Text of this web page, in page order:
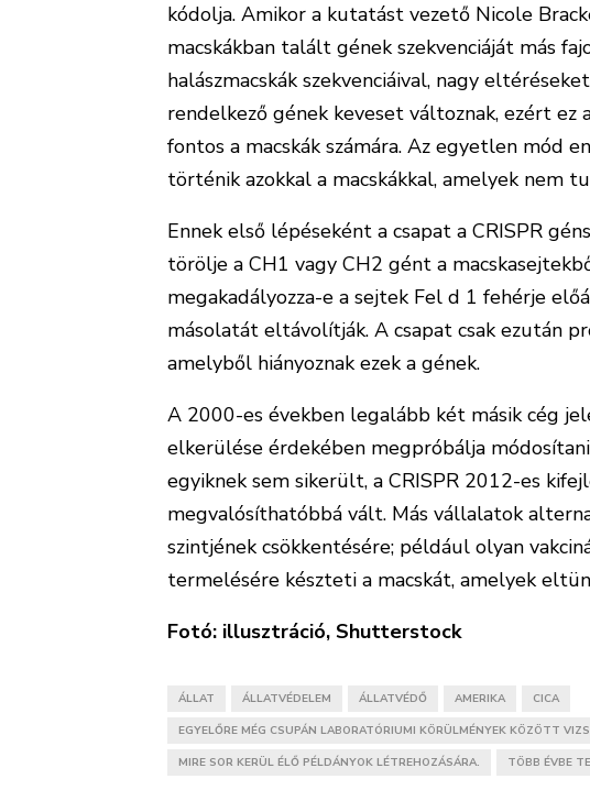
kódolja. Amikor a kutatást vezető Nicole
macskákban talált gének szekvenciáját más
halászmacskák szekvenciáival, nagy
rendelkező gének keveset változnak, ezért
fontos a macskák számára. Az egyetlen mód
történik azokkal a macskákkal, amelyek nem
Ennek első lépéseként a csapat a CRISPR
törölje a CH1 vagy CH2 gént a
megakadályozza-e a sejtek Fel d 1 fehérje
másolatát eltávolítják. A csapat csak ezután
amelyből hiányoznak ezek a gének.
A 2000-es években legalább két másik cég
elkerülése érdekében megpróbálja
egyiknek sem sikerült, a CRISPR 2012-es
megvalósíthatóbbá vált. Más vállalatok
szintjének csökkentésére; például olyan
termelésére készteti a macskát, amelyek
Fotó: illusztráció, Shutterstock
ÁLLAT ÁLLATVÉDELEM ÁLLATVÉDŐ AMERIKA CICA
EGYELŐRE MÉG CSUPÁN LABORATÓRIUMI KÖRÜLMÉNYEK KÖZÖTT
MIRE SOR KERÜL ÉLŐ PÉLDÁNYOK LÉTREHOZÁSÁRA. TÖBB ÉVBE